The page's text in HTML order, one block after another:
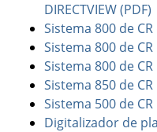
DIRECTVIEW (PDF)
Sistema 800 de CR
Sistema 800 de CR
Sistema 800 de CR
Sistema 850 de CR
Sistema 500 de CR
Digitalizador de